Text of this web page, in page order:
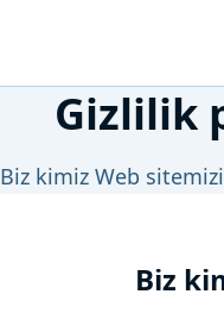
Gizlilik
Biz kimiz Web
Biz